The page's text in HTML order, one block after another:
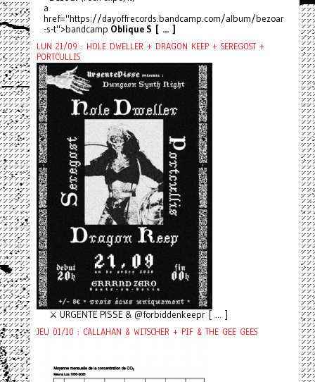
a
href="https://dayoffrecords.bandcamp.com/album/bezoar
-s-t">bandcamp Oblique S [ ... ]
LUN 21/09 : HOLE DWELLER + DRAGON KEEP + SEREGOST +
PORTCULLIS
⚔️ URGENTE PISSE & @forbiddenkeepr [ ... ]
JEU 01/10 : CALLAHAN & WITSCHER + PIF & THE GEE GEES